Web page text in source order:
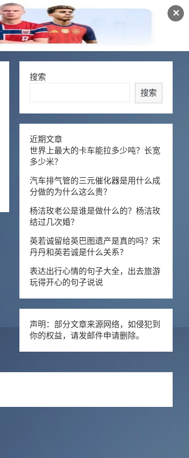
✕
搜索
搜索
近期文章
世界上最大的卡车能拉多少吨？长宽
多少米？
汽车排气管的三元催化器是用什么成
分做的为什么这么贵？
杨洁玫老公是谁是做什么的？杨洁玫
结过几次婚？
英若诚留给英巴图遗产是真的吗？宋
丹丹和英若诚是什么关系？
表达出行心情的句子大全，出去旅游
玩得开心的句子说说
声明：部分文章来源网络，如侵犯到
你的权益，请发邮件申请删除。